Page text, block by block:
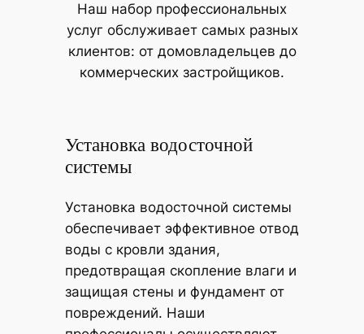
Наш набор профессиональных
услуг обслуживает самых разных
клиентов: от домовладельцев до
коммерческих застройщиков.
Установка водосточной
системы
Установка водосточной системы
обеспечивает эффективное отвод
воды с кровли здания,
предотвращая скопление влаги и
защищая стены и фундамент от
повреждений. Наши